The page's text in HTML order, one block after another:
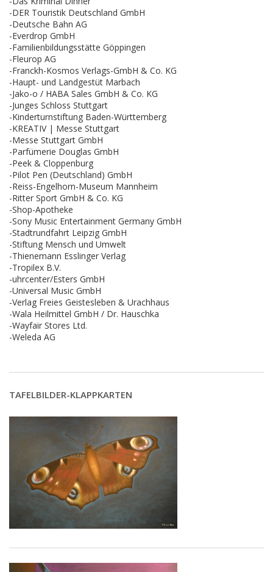
-DER Touristik Deutschland GmbH
-Deutsche Bahn AG
-Everdrop GmbH
-Familienbildungsstätte Göppingen
-Fleurop AG
-Franckh-Kosmos Verlags-GmbH & Co. KG
-Haupt- und Landgestüt Marbach
-Jako-o / HABA Sales GmbH & Co. KG
-Junges Schloss Stuttgart
-Kinderturnstiftung Baden-Württemberg
-KREATIV | Messe Stuttgart
-Messe Stuttgart GmbH
-Parfümerie Douglas GmbH
-Peek & Cloppenburg
-Pilot Pen (Deutschland) GmbH
-Reiss-Engelhorn-Museum Mannheim
-Ritter Sport GmbH & Co. KG
-Shop-Apotheke
-Sony Music Entertainment Germany GmbH
-Stadtrundfahrt Leipzig GmbH
-Stiftung Mensch und Umwelt
-Thienemann Esslinger Verlag
-Tropilex B.V.
-uhrcenter/Esters GmbH
-Universal Music GmbH
-Verlag Freies Geistesleben & Urachhaus
-Wala Heilmittel GmbH / Dr. Hauschka
-Wayfair Stores Ltd.
-Weleda AG
TAFELBILDER-KLAPPKARTEN